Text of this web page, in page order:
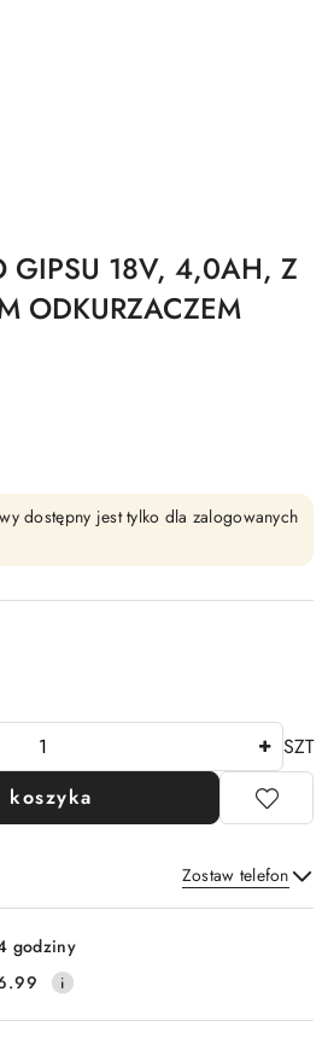
GIPSU 18V, 4,0AH, Z
ODKURZACZEM
dostępny jest tylko dla zalogowanych
SZT
koszyka
Zostaw telefon
Wyślij
godziny